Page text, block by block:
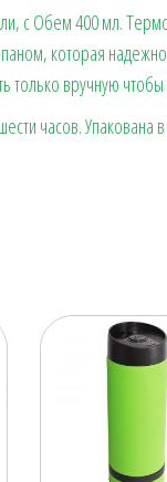
с Обем 400 мл.
которая
вручную
часов. Упакована